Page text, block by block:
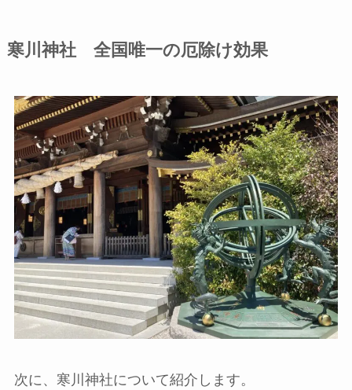
寒川神社 全国唯一の厄除け効果
次に、寒川神社について紹介します。